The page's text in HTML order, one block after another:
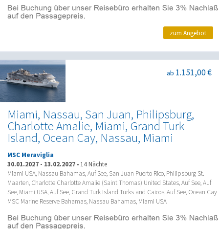
zum Angebot
Miami, Nassau, San Juan, Philipsburg,
Charlotte Amalie, Miami, Grand Turk
Island, Ocean Cay, Nassau, Miami
ab 1.151,00 €
MSC Meraviglia
30.01.2027 - 13.02.2027 • 14 Nächte
Miami USA, Nassau Bahamas, Auf See, San Juan Puerto Rico, Philipsburg St.
Maarten, Charlotte Charlotte Amalie (Saint Thomas) United States, Auf See, Auf
See, Miami USA, Auf See, Grand Turk Island Turks and Caicos, Auf See, Ocean Cay
MSC Marine Reserve Bahamas, Nassau Bahamas, Miami USA